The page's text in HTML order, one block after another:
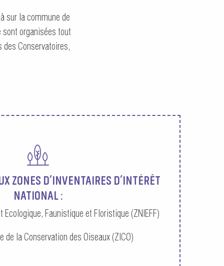
sur la commune de
sont organisées tout
des Conservatoires,
ZONES D’INVENTAIRES D’INTÉRÊT
NATIONAL :
Ecologique, Faunistique et Floristique (ZNIEFF)
de la Conservation des Oiseaux (ZICO)